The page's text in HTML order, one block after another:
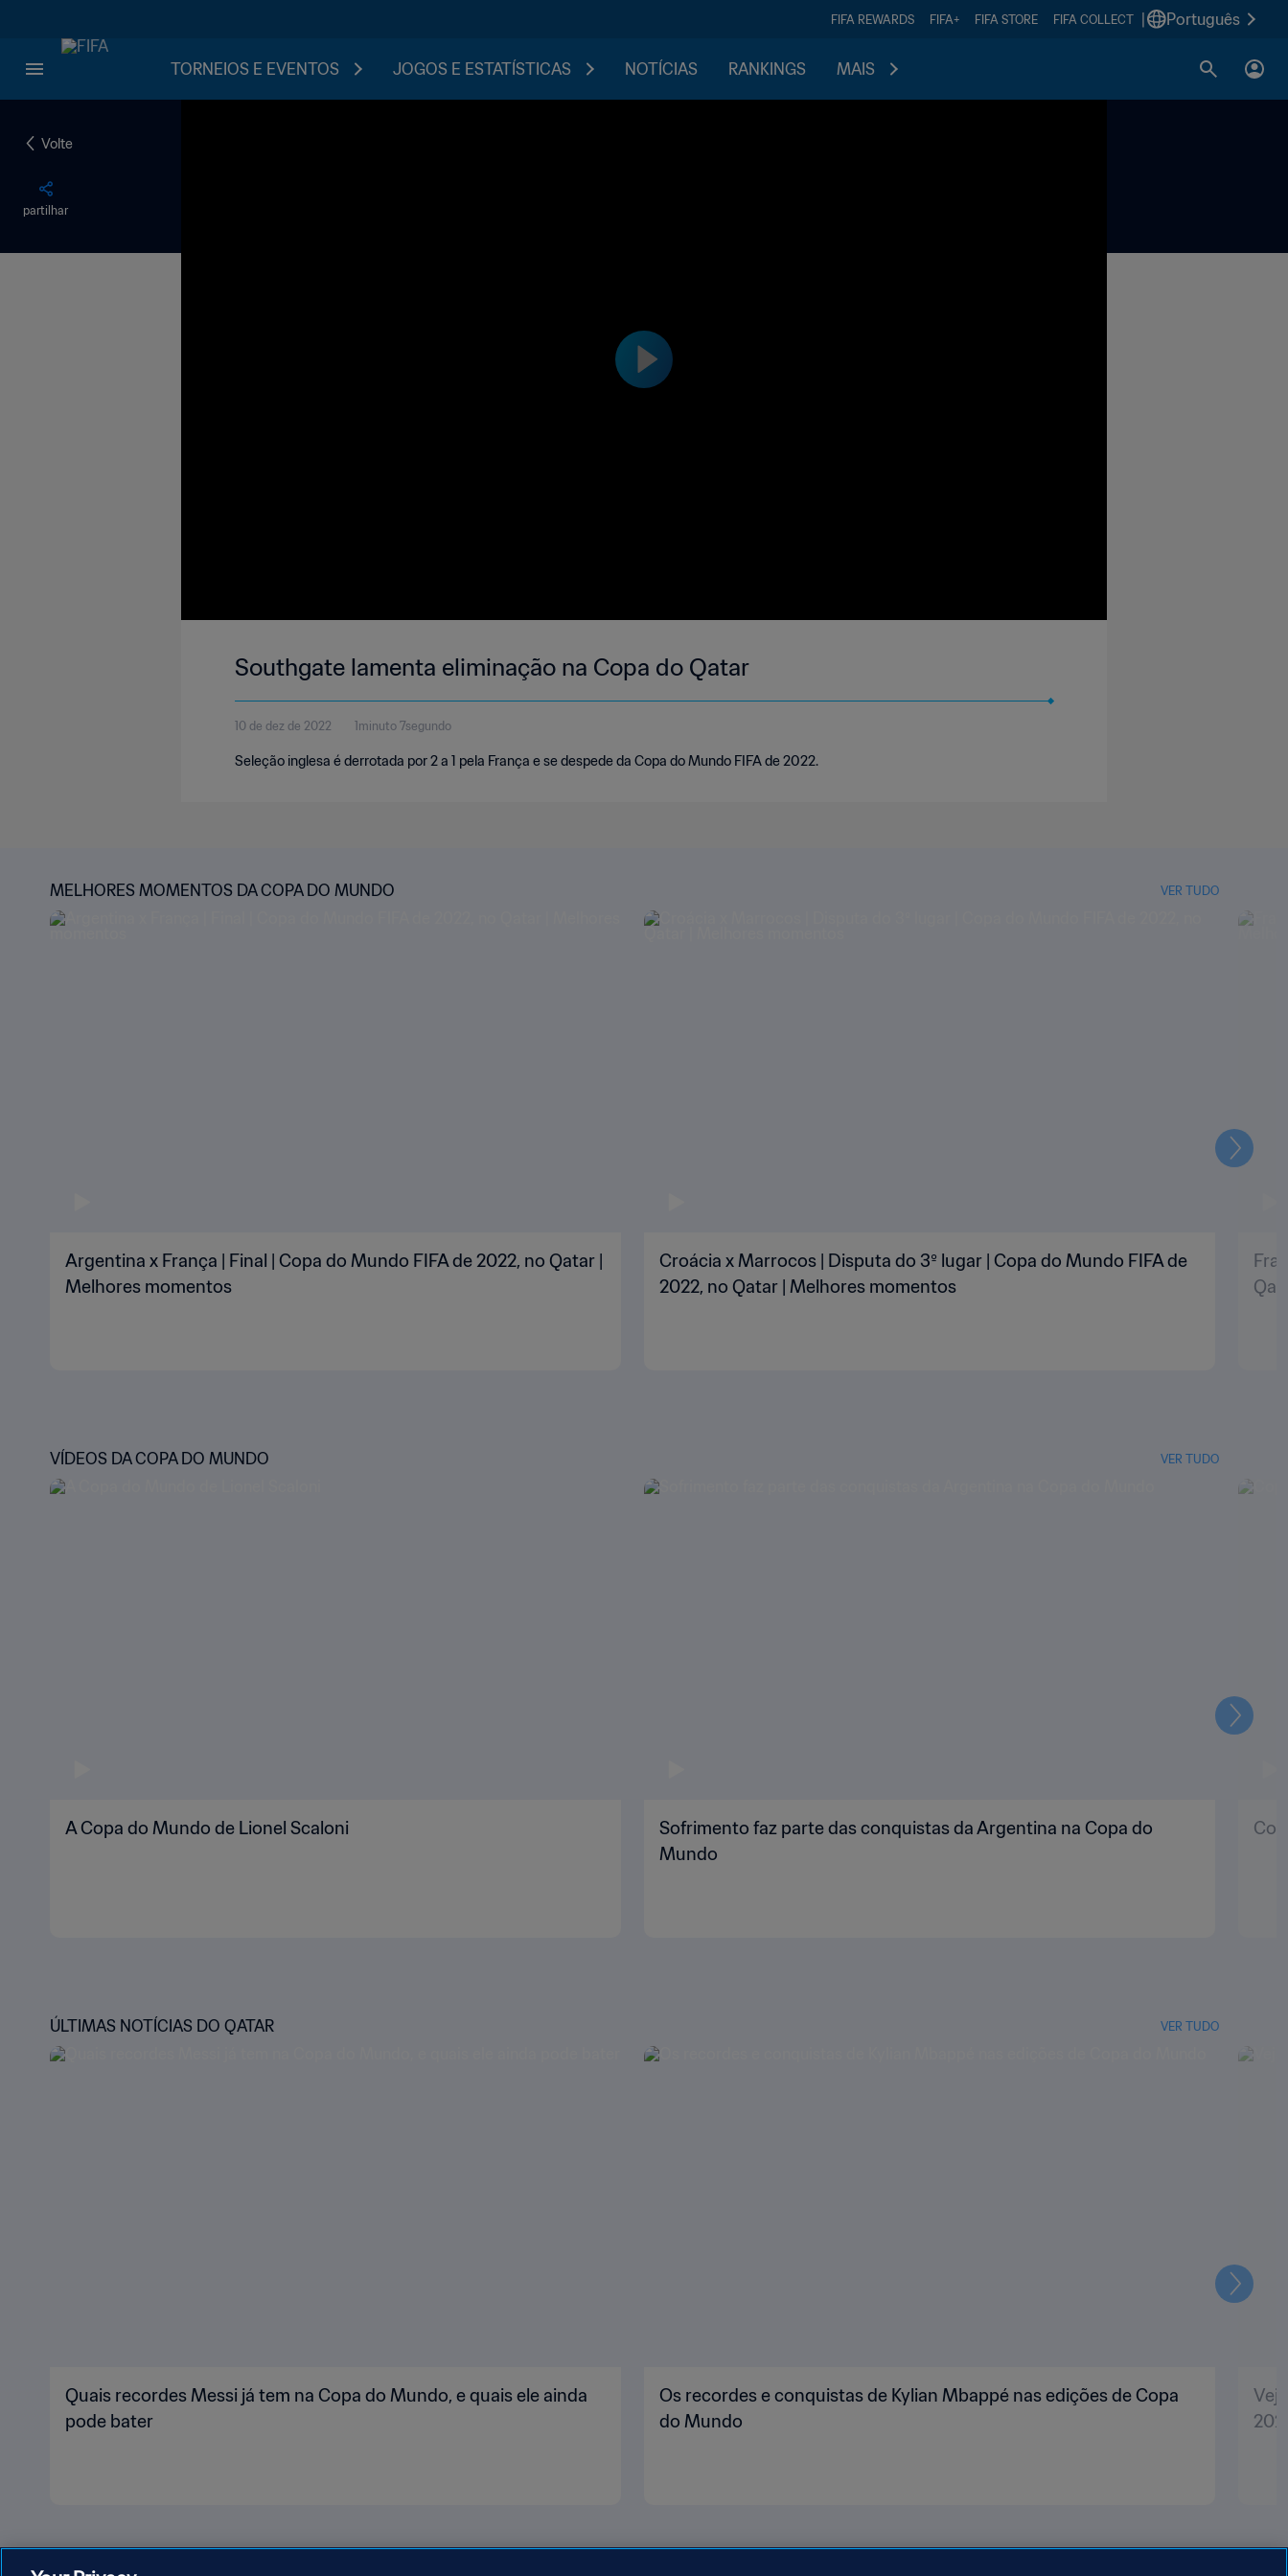
FIFA REWARDS FIFA+ FIFA STORE FIFA COLLECT Português
TORNEIOS E EVENTOS JOGOS E ESTATÍSTICAS NOTÍCIAS RANKINGS MAIS
Volte
partilhar
Southgate lamenta eliminação na Copa do Qatar
10 de dez de 2022 1minuto 7segundo
Seleção inglesa é derrotada por 2 a 1 pela França e se despede da Copa do Mundo FIFA de 2022.
MELHORES MOMENTOS DA COPA DO MUNDO VER TUDO
Argentina x França | Final | Copa do Mundo FIFA de 2022, no Qatar |
Melhores momentos
Croácia x Marrocos | Disputa do 3º lugar | Copa do Mundo FIFA de
2022, no Qatar | Melhores momentos
VÍDEOS DA COPA DO MUNDO VER TUDO
A Copa do Mundo de Lionel Scaloni
Sofrimento faz parte das conquistas da Argentina na Copa do
Mundo
ÚLTIMAS NOTÍCIAS DO QATAR VER TUDO
Quais recordes Messi já tem na Copa do Mundo, e quais ele ainda
pode bater
Os recordes e conquistas de Kylian Mbappé nas edições de Copa
do Mundo